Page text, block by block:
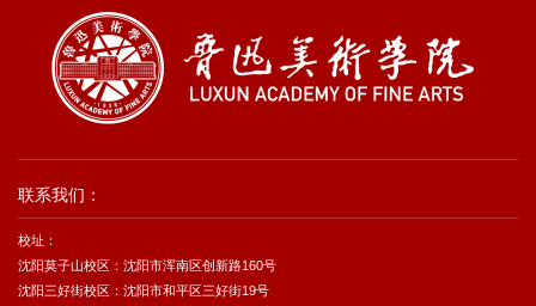
联系我们：
校址：
沈阳莫子山校区：沈阳市浑南区创新路160号
沈阳三好街校区：沈阳市和平区三好街19号